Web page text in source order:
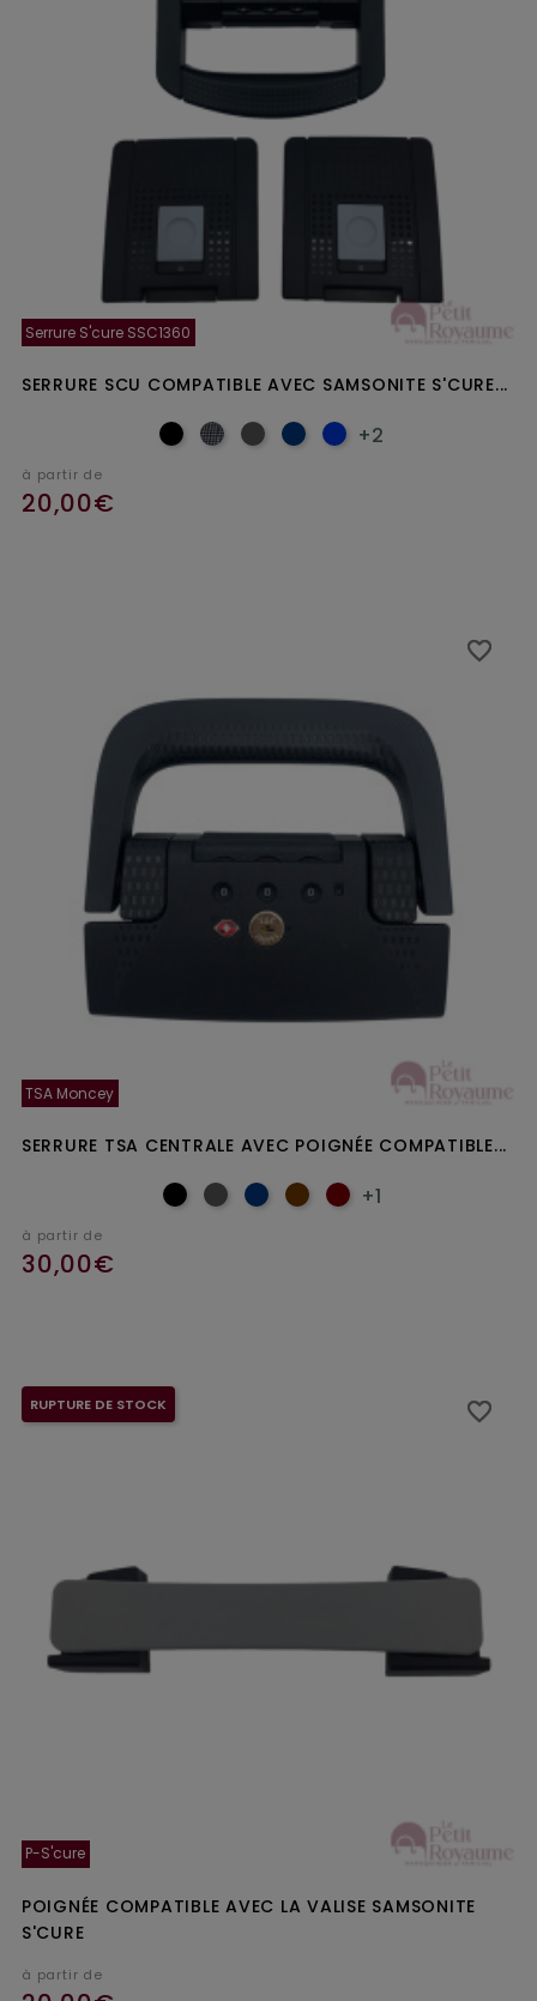
Serrure S'cure SSC1360
SERRURE SCU COMPATIBLE AVEC SAMSONITE S'CURE...
+2
à partir de
20,00€
TSA Moncey
SERRURE TSA CENTRALE AVEC POIGNÉE COMPATIBLE...
+1
à partir de
30,00€
favorite_border
favorite_border
P-S'cure
POIGNÉE COMPATIBLE AVEC LA VALISE SAMSONITE
S'CURE
à partir de
RUPTURE DE STOCK favorite_border
favorite_border